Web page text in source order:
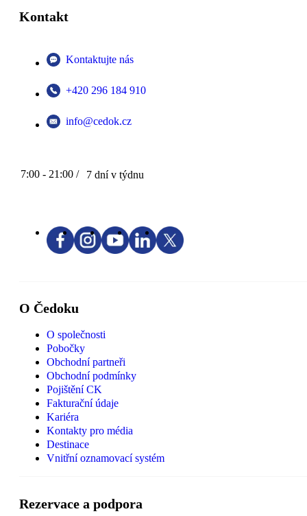
Kontakt
Kontaktujte nás
+420 296 184 910
info@cedok.cz
7:00 - 21:00 / 7 dní v týdnu
O Čedoku
O společnosti
Pobočky
Obchodní partneři
Obchodní podmínky
Pojištění CK
Fakturační údaje
Kariéra
Kontakty pro média
Destinace
Vnitřní oznamovací systém
Rezervace a podpora